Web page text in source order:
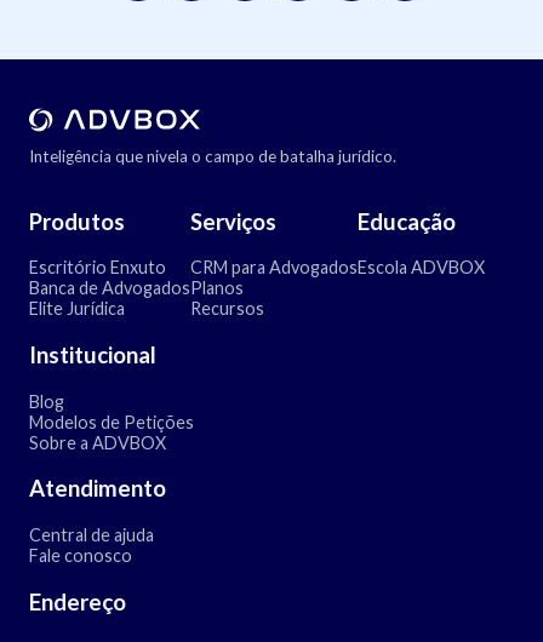
Inteligência que nivela o campo de batalha jurídico.
Produtos
Escritório Enxuto
Banca de Advogados
Elite Jurídica
Serviços
CRM para Advogados
Planos
Recursos
Educação
Escola ADVBOX
Institucional
Blog
Modelos de Petições
Sobre a ADVBOX
Atendimento
Central de ajuda
Fale conosco
Endereço